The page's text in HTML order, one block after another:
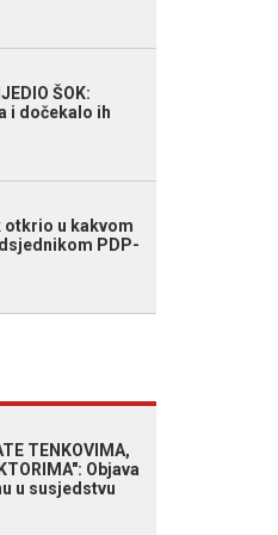
ŠOK:
i dočekalo ih
otkrio u kakvom
PDP-
TENKOVIMA,
Objava
u susjedstvu